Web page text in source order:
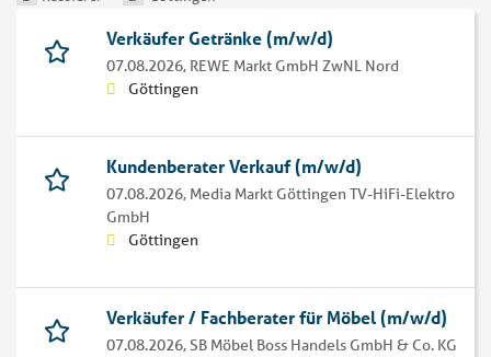
Verkäufer Getränke (m/w/d)
07.08.2026, REWE Markt GmbH ZwNL Nord
Göttingen
Kundenberater Verkauf (m/w/d)
07.08.2026, Media Markt Göttingen TV-HiFi-Elektro
GmbH
Göttingen
Verkäufer / Fachberater für Möbel (m/w/d)
07.08.2026,SB Möbel Boss Handels GmbH & Co. KG